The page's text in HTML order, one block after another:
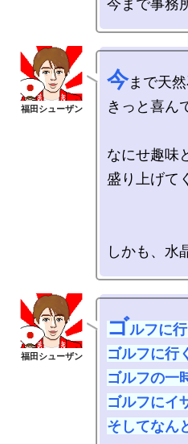
今まで天
きっと喜ん
なにせ趣味
盛り上げて
ゴルフに
ゴルフに行
ゴルフの一
ゴルフにイ
そしてなん